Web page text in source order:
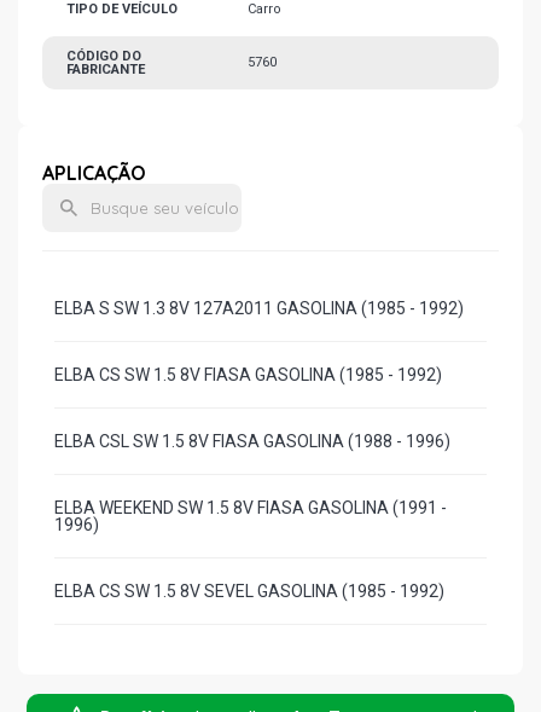
TIPO DE VEÍCULO Carro
CÓDIGO DO
FABRICANTE
5760
APLICAÇÃO
ELBA S SW 1.3 8V 127A2011 GASOLINA (1985 - 1992)
ELBA CS SW 1.5 8V FIASA GASOLINA (1985 - 1992)
ELBA CSL SW 1.5 8V FIASA GASOLINA (1988 - 1996)
ELBA WEEKEND SW 1.5 8V FIASA GASOLINA (1991 -
1996)
ELBA CS SW 1.5 8V SEVEL GASOLINA (1985 - 1992)